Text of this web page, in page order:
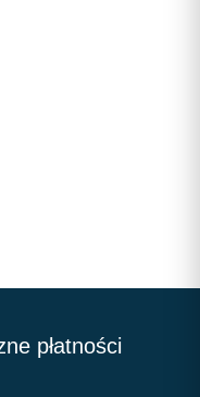
płatności